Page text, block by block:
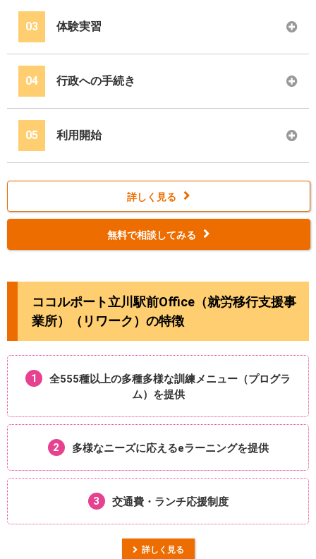
03 体験実習
04 行政への手続き
05 利用開始
詳しく見る
無料で相談してみる
ココルポート立川駅前Office（就労移行支援事
業所）（リワーク）の特徴
1 全555種以上の多種多様な訓練メニュー（プログラ
ム）を提供
2 多様なニーズに応えるeラーニングを提供
3 交通費・ランチ応援制度
詳しく見る